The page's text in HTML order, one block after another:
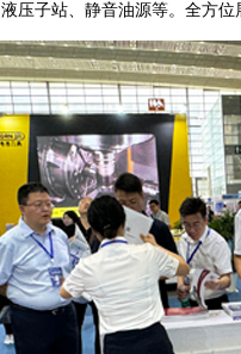
压子站、静音油源等。全方